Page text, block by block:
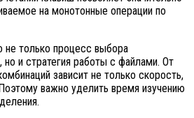
на монотонные операции по
не только процесс выбора
и стратегия работы с файлами. От
зависит не только скорость,
важно уделить время изучению